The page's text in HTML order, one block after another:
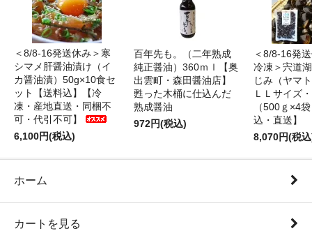
＜8/8-16発送休み＞寒
シマメ肝醤油漬け（イ
カ醤油漬）50g×10食セ
ット【送料込】【冷
凍・産地直送・同梱不
可・代引不可】
6,100円(税込)
百年先も。（二年熟成
純正醤油）360ｍｌ【奥
出雲町・森田醤油店】
甦った木桶に仕込んだ
熟成醤油
972円(税込)
＜8/8-16発
冷凍＞宍道
じみ（ヤマ
ＬＬサイズ
（500ｇ×4
込・直送】
8,070円(税
ホーム
カートを見る